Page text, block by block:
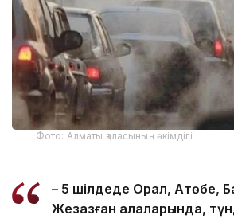
Фото: Алматы қаласының әкімдігі
– 5 шілдеде Орал, Ақтөбе,
Жезқазған қалаларында,